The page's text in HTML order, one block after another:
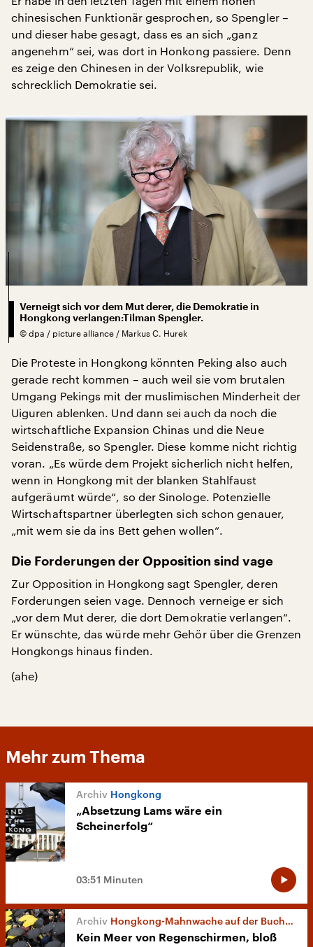
chinesischen Funktionär gesprochen, so Spengler –
und dieser habe gesagt, dass es an sich „ganz
angenehm“ sei, was dort in Honkong passiere. Denn
es zeige den Chinesen in der Volksrepublik, wie
schrecklich Demokratie sei.
Verneigt sich vor dem Mut derer, die Demokratie in
Hongkong verlangen:Tilman Spengler.
© dpa / picture alliance / Markus C. Hurek
Die Proteste in Hongkong könnten Peking also auch
gerade recht kommen – auch weil sie vom brutalen
Umgang Pekings mit der muslimischen Minderheit der
Uiguren ablenken. Und dann sei auch da noch die
wirtschaftliche Expansion Chinas und die Neue
Seidenstraße, so Spengler. Diese komme nicht richtig
voran. „Es würde dem Projekt sicherlich nicht helfen,
wenn in Hongkong mit der blanken Stahlfaust
aufgeräumt würde“, so der Sinologe. Potenzielle
Wirtschaftspartner überlegten sich schon genauer,
„mit wem sie da ins Bett gehen wollen“.
Die Forderungen der Opposition sind vage
Zur Opposition in Hongkong sagt Spengler, deren
Forderungen seien vage. Dennoch verneige er sich
„vor dem Mut derer, die dort Demokratie verlangen“.
Er wünschte, das würde mehr Gehör über die Grenzen
Hongkongs hinaus finden.
(ahe)
Mehr zum Thema
Hongkong
„Absetzung Lams wäre ein
Scheinerfolg“
03:51 Minuten
Hongkong-Mahnwache auf der Buchmesse
Kein Meer von Regenschirmen, bloß